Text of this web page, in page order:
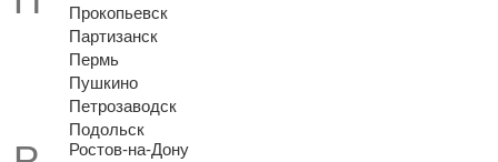
Прокопьевск
Партизанск
Пермь
Пушкино
Петрозаводск
Подольск
Ростов-на-Дону